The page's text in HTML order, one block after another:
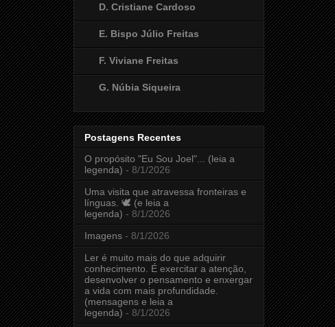
D. Cristiane Cardoso
E. Bispo Júlio Freitas
F. Viviane Freitas
G. Núbia Siqueira
Postagens Recentes
O propósito "Eu Sou Joel"... (leia a
legenda) - 8/1/2026
Uma visita que atravessa fronteiras e
línguas. 🕊️ (e leia a
legenda) - 8/1/2026
Imagens - 8/1/2026
Ler é muito mais do que adquirir
conhecimento. É exercitar a atenção,
desenvolver o pensamento e enxergar
a vida com mais profundidade.
(mensagens e leia a
legenda) - 8/1/2026